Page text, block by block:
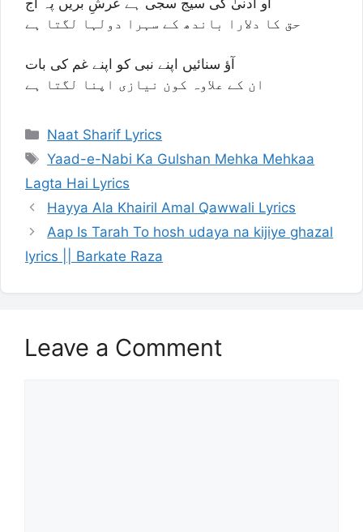
حق کا دلارا باندھ کے سہرا دولہا لگتا ہے
آؤ سنائیں اپنے نبی کو اپنے غم کی بات
ان کے علاوہ کون نیازی اپنا لگتا ہے
Categories
Naat Sharif Lyrics
Tags
Yaad-e-Nabi Ka Gulshan Mehka Mehkaa
Lagta Hai Lyrics
Hayya Ala Khairil Amal Qawwali Lyrics
Aap Is Tarah To hosh udaya na kijiye ghazal
lyrics || Barkate Raza
Leave a Comment